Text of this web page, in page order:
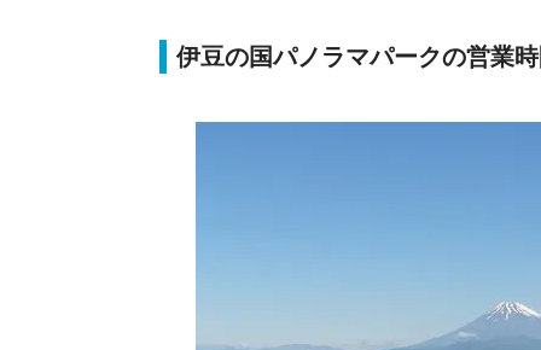
伊豆の国パノラマパークの営業